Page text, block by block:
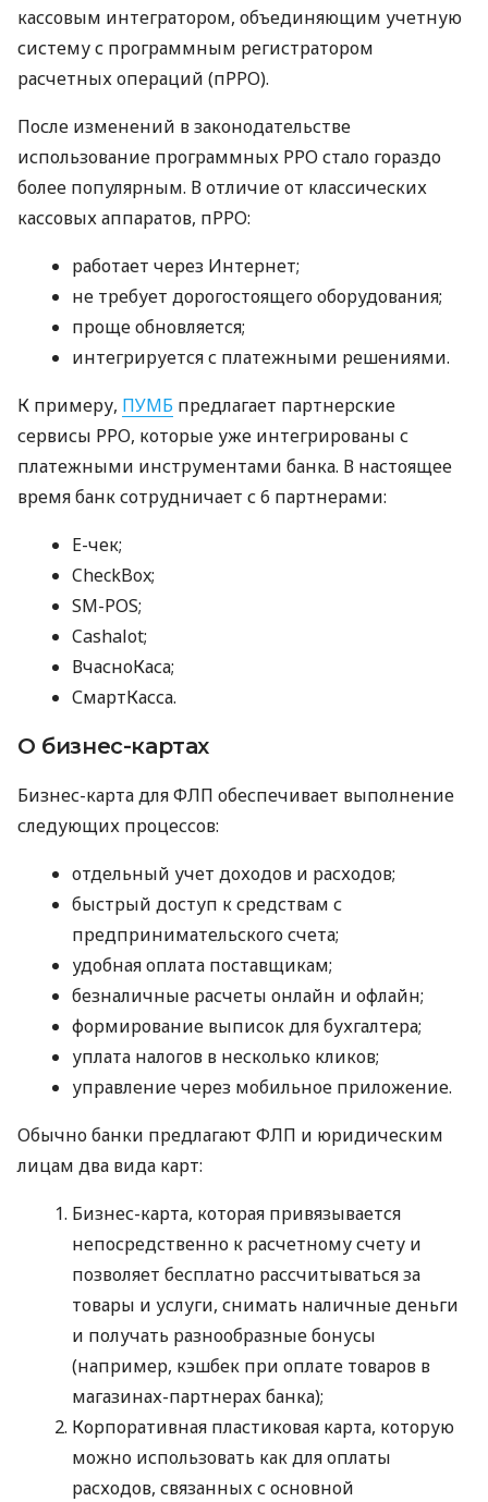
кассовым интегратором, объединяющим учетную
систему с программным регистратором
расчетных операций (пРРО).
После изменений в законодательстве
использование программных РРО стало гораздо
более популярным. В отличие от классических
кассовых аппаратов, пРРО:
работает через Интернет;
не требует дорогостоящего оборудования;
проще обновляется;
интегрируется с платежными решениями.
К примеру, ПУМБ предлагает партнерские
сервисы РРО, которые уже интегрированы с
платежными инструментами банка. В настоящее
время банк сотрудничает с 6 партнерами:
E-чек;
CheckBox;
SM-POS;
Cashalot;
ВчасноКаса;
СмартКасса.
О бизнес-картах
Бизнес-карта для ФЛП обеспечивает выполнение
следующих процессов:
отдельный учет доходов и расходов;
быстрый доступ к средствам с
предпринимательского счета;
удобная оплата поставщикам;
безналичные расчеты онлайн и офлайн;
формирование выписок для бухгалтера;
уплата налогов в несколько кликов;
управление через мобильное приложение.
Обычно банки предлагают ФЛП и юридическим
лицам два вида карт:
Бизнес-карта, которая привязывается
непосредственно к расчетному счету и
позволяет бесплатно рассчитываться за
товары и услуги, снимать наличные деньги
и получать разнообразные бонусы
(например, кэшбек при оплате товаров в
магазинах-партнерах банка);
Корпоративная пластиковая карта, которую
можно использовать как для оплаты
расходов, связанных с основной